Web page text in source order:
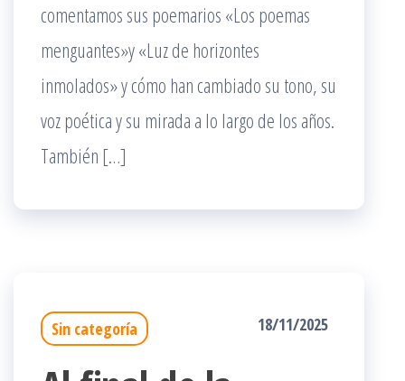
comentamos sus poemarios «Los poemas
menguantes»y «Luz de horizontes
inmolados» y cómo han cambiado su tono, su
voz poética y su mirada a lo largo de los años.
También […]
Sin categoría 18/11/2025